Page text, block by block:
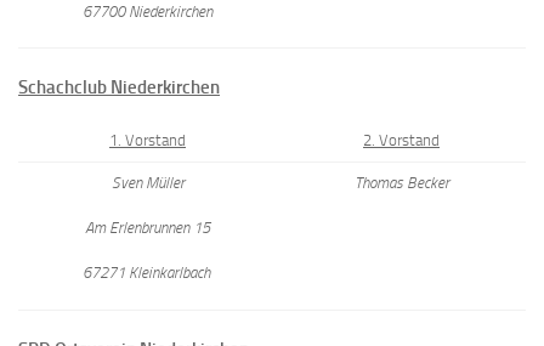
67700 Niederkirchen
Schachclub Niederkirchen
1. Vorstand 2. Vorstand
Sven Müller
Am Erlenbrunnen 15
67271 Kleinkarlbach
Thomas Becker